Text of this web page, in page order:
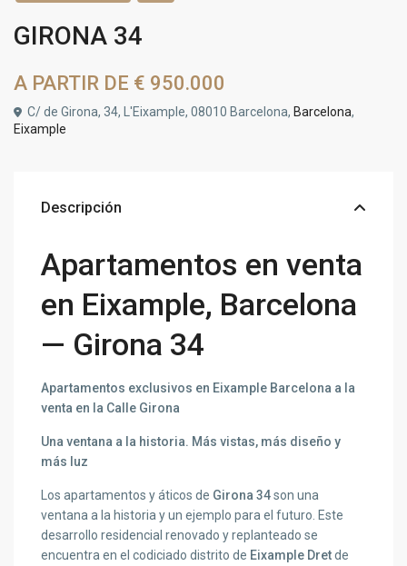
GIRONA 34
A PARTIR DE € 950.000
C/ de Girona, 34, L'Eixample, 08010 Barcelona, Barcelona,
Eixample
Descripción
Apartamentos en venta
en Eixample, Barcelona
— Girona 34
Apartamentos exclusivos en Eixample Barcelona a la
venta en la Calle Girona
Una ventana a la historia. Más vistas, más diseño y
más luz
Los apartamentos y áticos de Girona 34son una
ventana a la historia y un ejemplo para el futuro. Este
desarrollo residencial renovado y replanteado se
encuentra en el codiciado distrito de Eixample Dretde